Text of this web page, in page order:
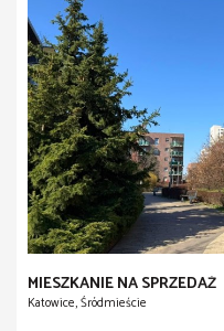
MIESZKANIE NA SPRZEDAŻ
Katowice, Śródmieście